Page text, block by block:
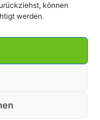
können
werden.